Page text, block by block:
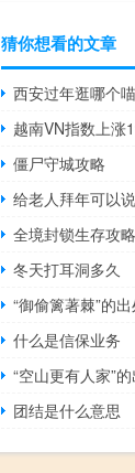
猜你想看的文章
西安过年逛哪个
越南VN指数上涨
僵尸守城攻略
给老人拜年可以
全境封锁生存攻略
冬天打耳洞多久
“御偷篱著棘”的
什么是信保业务
“空山更有人家”
团结是什么意思